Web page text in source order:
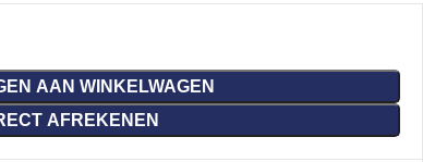
AAN WINKELWAGEN
AFREKENEN